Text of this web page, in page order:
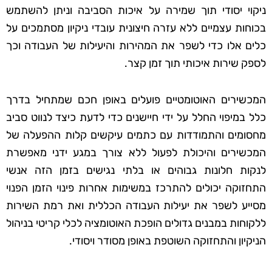
ניקוי יסודי תוך שמירה על איכות הסביבה וניתן להשתמש
בכוחות עצמיים ללא עזרה חיצונית עובדי ניקיון מסתמכים על
כלים אלו כדי לשפר את המהירות והיעילות של העבודה וכך
לספק שירות איכותי תוך זמן קצר.
המכשירים האוטומטיים פועלים באופן חכם שמתחיל בדרך
כלל במיפוי החלל על ידי חיישנים כדי לדעת כיצד לנווט סביב
מחסומים והתמודדות עם כתמים עיקשים קלות ההפעלה של
המכשירים והיכולת לפעול ללא צורך במגע ידני מאפשרת
לנקות חלונות גבוהים או בלתי נגישים בזמן הזה אנשי
התחזוקה יכולים להתרכז במשימות אחרות פינוי הזמן הפנוי
מסייע לשפר את יעילות העבודה הכללית ואת רמת השירות
ללקוחות במבנים גדולים הופכת האוטומציה לכלי קריטי בניהול
הניקיון והתחזוקה השוטפת באופן מסודר ויסודי.